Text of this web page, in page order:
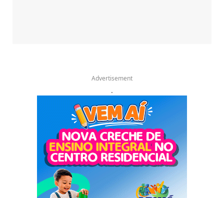
Advertisement
.